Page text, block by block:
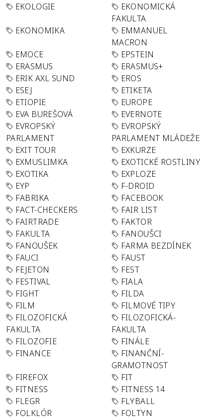
EKOLOGIE
EKONOMICKÁ
FAKULTA
EKONOMIKA
EMMANUEL
MACRON
EMOCE
EPSTEIN
ERASMUS
ERASMUS+
ERIK AXL SUND
EROS
ESEJ
ETIKETA
ETIOPIE
EUROPE
EVA BUREŠOVÁ
EVERNOTE
EVROPSKÝ
PARLAMENT
EVROPSKÝ
PARLAMENT MLÁDEŽE
EXIT TOUR
EXKURZE
EXMUSLIMKA
EXOTICKÉ ROSTLINY
EXOTIKA
EXPLOZE
EYP
F-DROID
FABRIKA
FACEBOOK
FACT-CHECKERS
FAIR LIST
FAIRTRADE
FAKTOR
FAKULTA
FANOUŠCI
FANOUŠEK
FARMA BEZDÍNEK
FAUCI
FAUST
FEJETON
FEST
FESTIVAL
FIALA
FIGHT
FILDA
FILM
FILMOVÉ TIPY
FILOZOFICKÁ
FAKULTA
FILOZOFICKÁ-
FAKULTA
FILOZOFIE
FINÁLE
FINANCE
FINANČNÍ-
GRAMOTNOST
FIREFOX
FIT
FITNESS
FITNESS 14
FLEGR
FLYBALL
FOLKLÓR
FOLTYN